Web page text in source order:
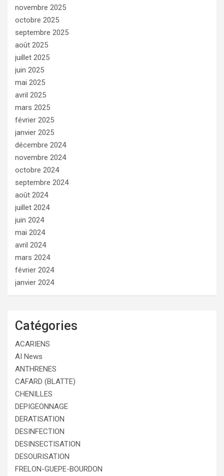
novembre 2025
octobre 2025
septembre 2025
août 2025
juillet 2025
juin 2025
mai 2025
avril 2025
mars 2025
février 2025
janvier 2025
décembre 2024
novembre 2024
octobre 2024
septembre 2024
août 2024
juillet 2024
juin 2024
mai 2024
avril 2024
mars 2024
février 2024
janvier 2024
Catégories
ACARIENS
AI News
ANTHRENES
CAFARD (BLATTE)
CHENILLES
DEPIGEONNAGE
DERATISATION
DESINFECTION
DESINSECTISATION
DESOURISATION
FRELON-GUEPE-BOURDON